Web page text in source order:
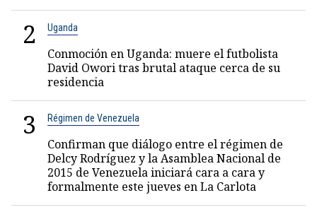
2 Uganda
Conmoción en Uganda: muere el futbolista
David Owori tras brutal ataque cerca de su
residencia
3 Régimen de Venezuela
Confirman que diálogo entre el régimen de
Delcy Rodríguez y la Asamblea Nacional de
2015 de Venezuela iniciará cara a cara y
formalmente este jueves en La Carlota